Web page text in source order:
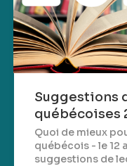
Suggestions
québécoises
Quoi de mieux
québécois - le 12
suggestions de